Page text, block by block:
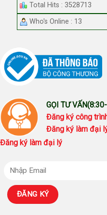
Total Hits : 3528713
Who's Online : 13
GỌI TƯ
Đăng ký công
Đăng ký làm đại
Đăng ký làm đại lý